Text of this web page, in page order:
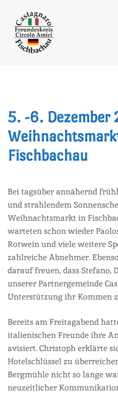
Inhalt
springen
5. -6. Dezember
Fischbachau
Bei tagsüber annähernd
und strahlendem
Weihnachtsmarkt in
warteten schon wieder
Rotwein und viele weitere
zahlreiche Abnehmer.
darauf freuen, dass Stefano,
unserer Partnergemeinde
Unterstützung ihr Kommen
Bereits am Freitagabend
italienischen Freunde ihre
avisiert. Christoph erklärte
Hotelschlüssel zu
Bergmühle nicht so lange
neuzeitlicher